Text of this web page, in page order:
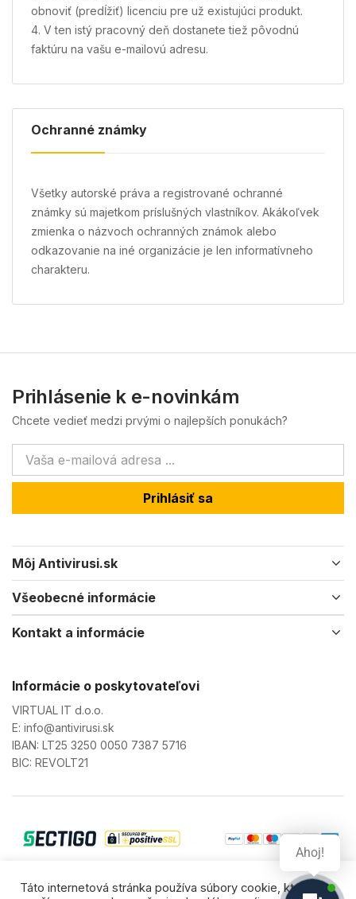
obnoviť (predĺžiť) licenciu pre už existujúci produkt.
4. V ten istý pracovný deň dostanete tiež pôvodnú
faktúru na vašu e-mailovú adresu.
Ochranné známky
Všetky autorské práva a registrované ochranné
známky sú majetkom príslušných vlastníkov. Akákoľvek
zmienka o názvoch ochranných známok alebo
odkazovanie na iné organizácie je len informatívneho
charakteru.
Prihlásenie k e-novinkám
Chcete vedieť medzi prvými o najlepších ponukách?
Prihlásiť sa
Môj Antivirusi.sk
Všeobecné informácie
Kontakt a informácie
Informácie o poskytovateľovi
VIRTUAL IT d.o.o.
E: info@antivirusi.sk
IBAN: LT25 3250 0050 7387 5716
BIC: REVOLT21
© 2023 Virtual IT. Všetky práva vyhradené.
Táto internetová stránka používa súbory cookie, ktoré
Ahoj!